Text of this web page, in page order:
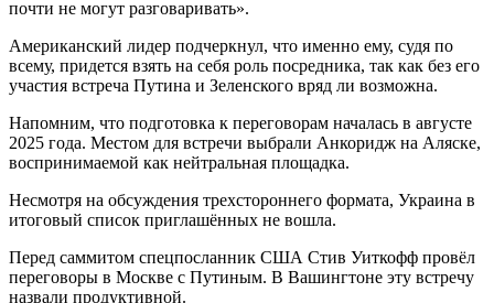
почти не могут разговаривать».
Американский лидер подчеркнул, что именно ему, судя по
всему, придется взять на себя роль посредника, так как без его
участия встреча Путина и Зеленского вряд ли возможна.
Напомним, что подготовка к переговорам началась в августе
2025 года. Местом для встречи выбрали Анкоридж на Аляске,
воспринимаемой как нейтральная площадка.
Несмотря на обсуждения трехстороннего формата, Украина в
итоговый список приглашённых не вошла.
Перед саммитом спецпосланник США Стив Уиткофф провёл
переговоры в Москве с Путиным. В Вашингтоне эту встречу
назвали продуктивной.